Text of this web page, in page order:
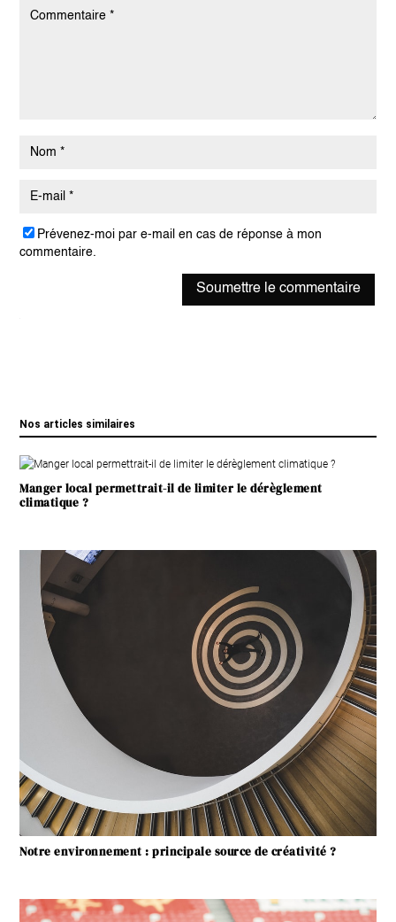
Prévenez-moi par e-mail en cas de réponse à mon
commentaire.
Soumettre le commentaire
Nos articles similaires
Manger local permettrait-il de limiter le dérèglement
climatique ?
Notre environnement : principale source de créativité ?